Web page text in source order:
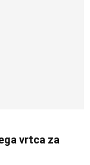
vrtca za